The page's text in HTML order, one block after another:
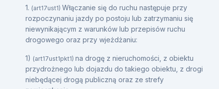
1. (art17ust1) Włączanie się do ruchu następuje przy
rozpoczynaniu jazdy po postoju lub zatrzymaniu się
niewynikającym z warunków lub przepisów ruchu
drogowego oraz przy wjeżdżaniu:
1) (art17ust1pkt1) na drogę z nieruchomości, z obiektu
przydrożnego lub dojazdu do takiego obiektu, z drogi
niebędącej drogą publiczną oraz ze strefy